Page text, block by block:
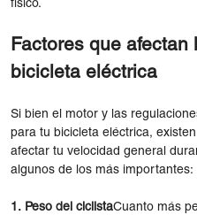
físico.
Factores que
bicicleta eléctrica
Si bien el motor y las
para tu bicicleta eléctrica,
afectar tu velocidad general
algunos de los más importantes:
1. Peso del ciclistaCuanto más